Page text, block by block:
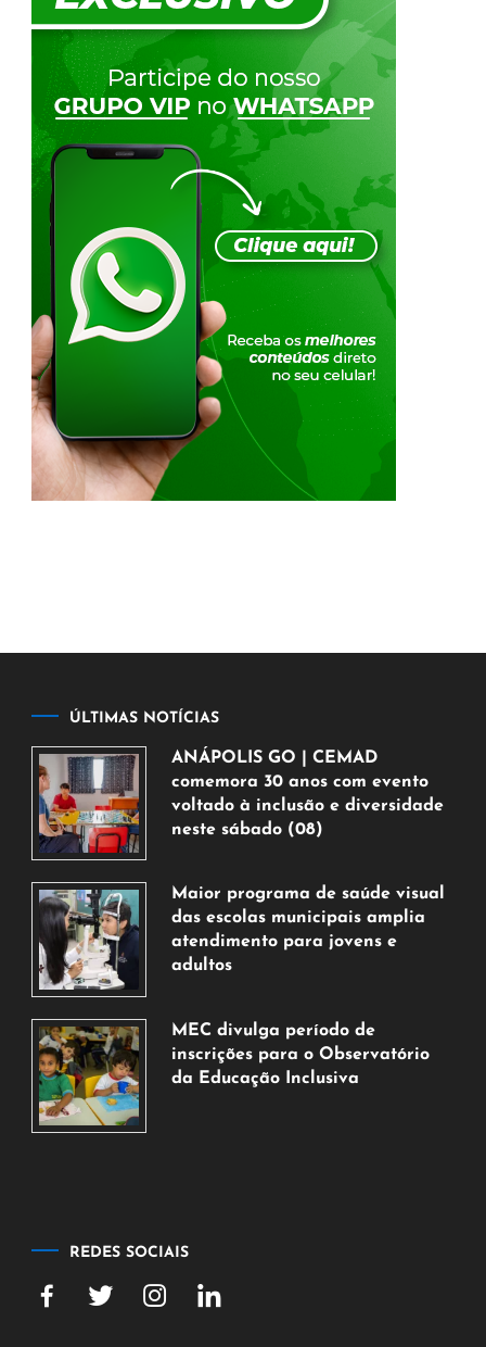
ÚLTIMAS NOTÍCIAS
ANÁPOLIS GO | CEMAD
comemora 30 anos com evento
voltado à inclusão e diversidade
neste sábado (08)
de
agosto
de
2026
Maior programa de saúde visual
das escolas municipais amplia
atendimento para jovens e
adultos
de
agosto
de
MEC divulga período de
inscrições para o Observatório
da Educação Inclusiva
REDES SOCIAIS